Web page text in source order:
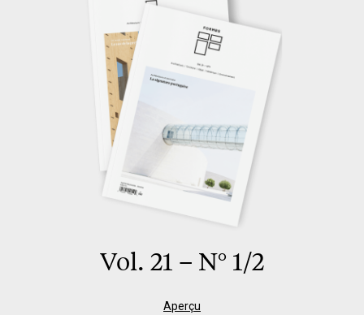
Vol. 21 – N° 1/2
Aperçu